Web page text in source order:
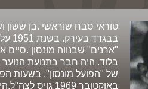
"ארנים" שבנווה מונסון
בלוד. היה חבר בתנועת
של "הפועל מונסון". בשעות
באוקטובר 1969